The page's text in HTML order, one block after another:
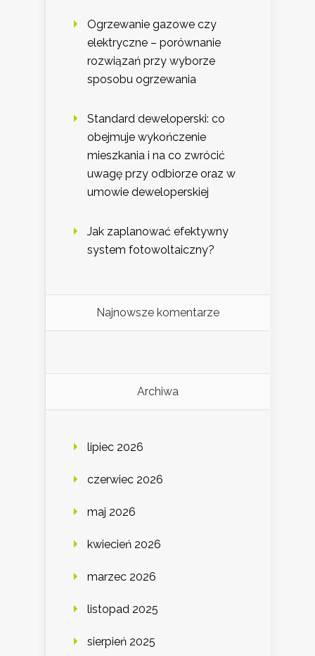
Ogrzewanie gazowe czy
elektryczne – porównanie
rozwiązań przy wyborze
sposobu ogrzewania
Standard deweloperski: co
obejmuje wykończenie
mieszkania i na co zwrócić
uwagę przy odbiorze oraz w
umowie deweloperskiej
Jak zaplanować efektywny
system fotowoltaiczny?
Najnowsze komentarze
Archiwa
lipiec 2026
czerwiec 2026
maj 2026
kwiecień 2026
marzec 2026
listopad 2025
sierpień 2025